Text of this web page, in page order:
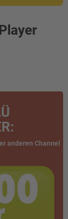
anderen Channel